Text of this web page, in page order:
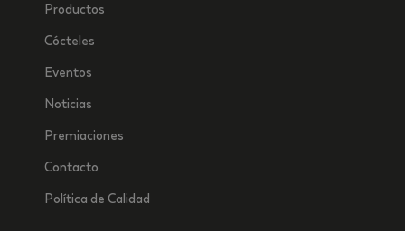
Productos
Cócteles
Eventos
Noticias
Premiaciones
Contacto
Política de Calidad